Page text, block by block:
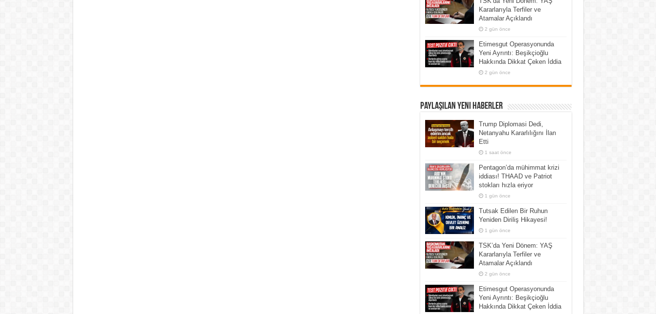
Kararlarıyla Terfiler ve
Atamalar Açıklandı
2 gün önce
Etimesgut Operasyonunda
Yeni Ayrıntı: Beşikçioğlu
Hakkında Dikkat Çeken İddia
2 gün önce
Paylaşılan Yeni Haberler
Trump Diplomasi Dedi,
Netanyahu Kararlılığını İlan
Etti
1 saat önce
Pentagon’da mühimmat krizi
iddiası! THAAD ve Patriot
stokları hızla eriyor
1 gün önce
Tutsak Edilen Bir Ruhun
Yeniden Diriliş Hikayesi!
1 gün önce
TSK’da Yeni Dönem: YAŞ
Kararlarıyla Terfiler ve
Atamalar Açıklandı
2 gün önce
Etimesgut Operasyonunda
Yeni Ayrıntı: Beşikçioğlu
Hakkında Dikkat Çeken İddia